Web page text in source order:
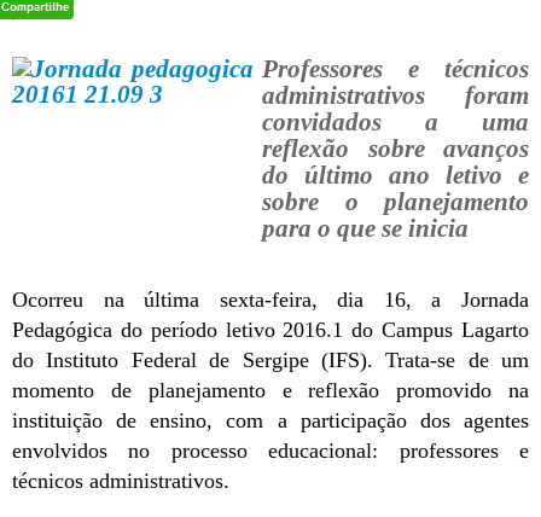
Professores e técnicos
administrativos foram
convidados a uma
reflexão sobre avanços
do último ano letivo e
sobre o planejamento
para o que se inicia
Ocorreu na última sexta-feira, dia 16, a Jornada
Pedagógica do período letivo 2016.1 do Campus Lagarto
do Instituto Federal de Sergipe (IFS). Trata-se de um
momento de planejamento e reflexão promovido na
instituição de ensino, com a participação dos agentes
envolvidos no processo educacional: professores e
técnicos administrativos.